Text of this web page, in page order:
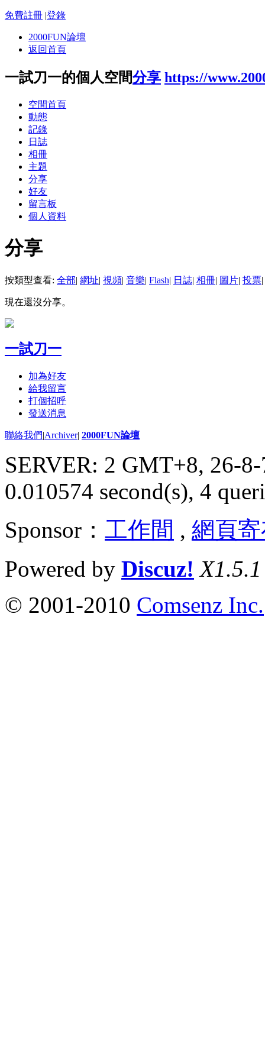
免費註冊 |登錄
2000FUN論壇
返回首頁
一試刀一的個人空間分享 https://
空間首頁
動態
記錄
日誌
相冊
主題
分享
好友
留言板
個人資料
分享
按類型查看: 全部| 網址| 視頻| 音樂| Flash| 日誌| 相冊| 圖片| 投票|
現在還沒分享。
一試刀一
加為好友
給我留言
打個招呼
發送消息
聯絡我們|Archiver| 2000FUN論壇
SERVER: 2 GMT+8, 26-
0.010574 second(s), 4
Sponsor： 工作間 , 網頁
Powered by Discuz! X1.5.1
© 2001-2010 Comsenz Inc.